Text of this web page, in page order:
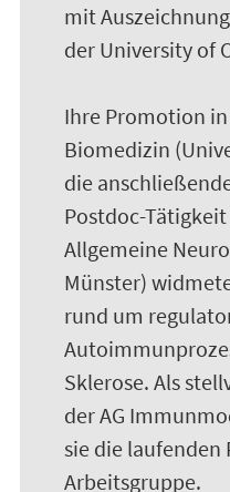
mit
der University of
Ihre Promotion
Biomedizin
die
Postdoc-
Allgemeine
Münster)
rund um
Sklerose. Als
der AG
sie die laufenden
Arbeitsgruppe.